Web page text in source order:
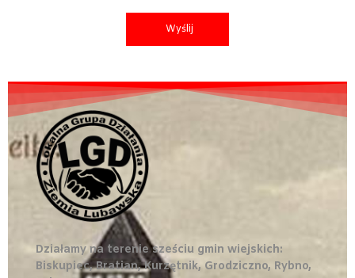
Działamy na terenie sześciu gmin wiejskich:
Biskupiec, Bratian, Kurzętnik, Grodziczno, Rybno,